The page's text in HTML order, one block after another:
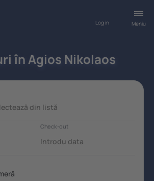
Meniu
Log in
în Agios Nikolaos